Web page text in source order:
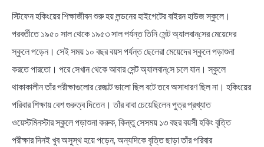
স্টিফেন হকিংয়ের শিক্ষাজীবন শুরু হয় লন্ডনের হাইগেটের বাইরন হাউজ স্কুলে।
পরবর্তীতে ১৯৫০ সাল থেকে ১৯৫৩ সাল পর্যন্ত তিনি সেন্ট অ্যালবান্‌সের মেয়েদের
স্কুলে পড়েন। সেই সময় ১০ বছর বয়স পর্যন্ত ছেলেরা মেয়েদের স্কুলে পড়াশুনা
করতে পারতো। পরে সেখান থেকে আবার সেন্ট অ্যালবান্‌সে চলে যান। স্কুলে
থাকাকালীন তাঁর পরীক্ষাগুলোর রেজাল্ট ভালো ছিল বটে তবে অসাধারণ ছিল না। হকিংয়ের
পরিবার শিক্ষায় বেশ গুরুত্ব দিতেন। তাঁর বাবা চেয়েছিলেন পুত্র প্রখ্যাত
ওয়েস্টমিনস্টার স্কুলে পড়াশুনা করুক, কিন্তু সেসময় ১৩ বছর বয়সী হকিং বৃত্তি
পরীক্ষার দিনই খুব অসুস্থ হয়ে পড়েন, অন্যদিকে বৃত্তি ছাড়া তাঁর পরিবার